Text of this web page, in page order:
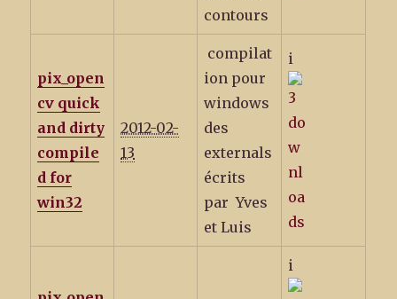
contours
pix_open
cv quick
and dirty
compile
d for
win32
2012-02-
13
compilat
ion pour
windows
des
externals
écrits
par Yves
et Luis
i
i